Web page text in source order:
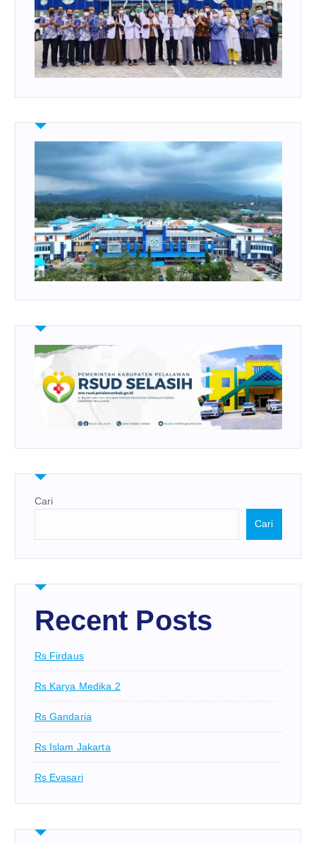
Cari
Cari
Recent Posts
Rs Firdaus
Rs Karya Medika 2
Rs Gandaria
Rs Islam Jakarta
Rs Evasari